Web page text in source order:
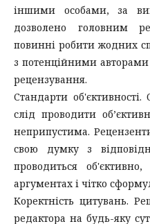
іншими особами, за
дозволено головним
повинні робити жодних
з потенційними
рецензування.
Стандарти
слід проводити
неприпустима.
свою думку з
проводиться
аргументах і чітко
Коректність цитувань.
редактора на будь-яку